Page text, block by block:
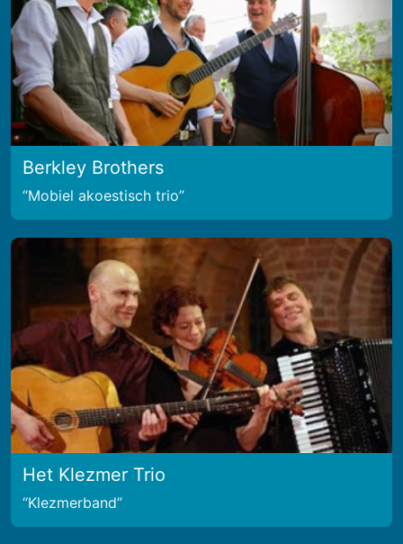
Berkley Brothers
Mobiel akoestisch trio
Het Klezmer Trio
Klezmerband